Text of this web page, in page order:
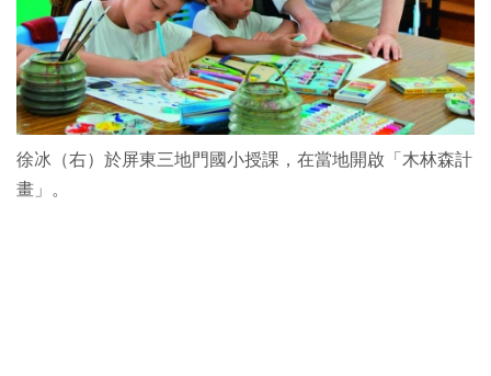
徐冰（右）於屏東三地門國小授課，在當地開啟「木林森計
畫」。